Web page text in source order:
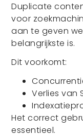
Duplicate
voor
aan te geven
belangrijkste is.
Dit voorkomt:
Verlies van
Het correct
essentieel.